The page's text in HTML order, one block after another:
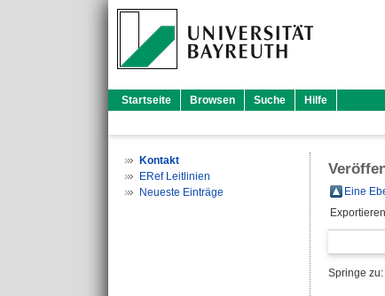
Startseite Browsen Suche Hilfe
Kontakt
ERef Leitlinien
Neueste Einträge
Eine
Springe zu: